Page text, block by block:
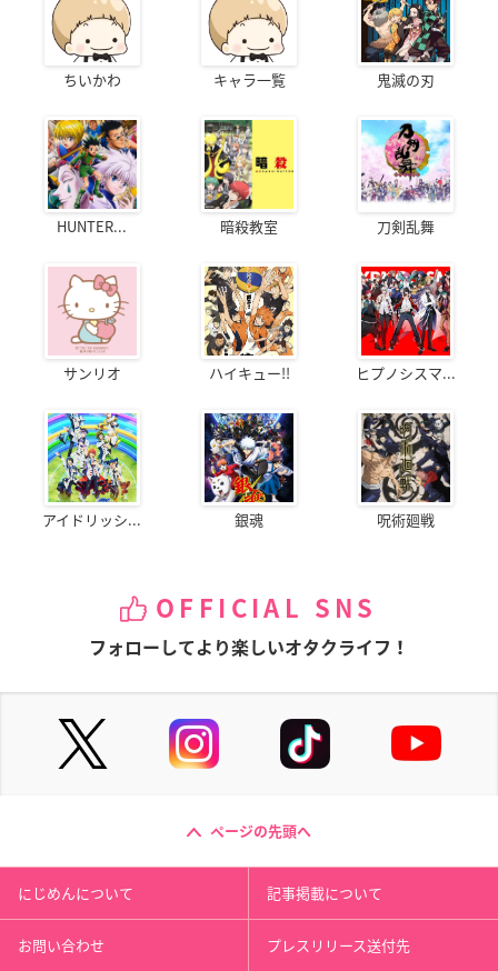
ちいかわ キャラ一覧 鬼滅の刃
HUNTER... 暗殺教室 刀剣乱舞
サンリオ ハイキュー!! ヒプノシスマ...
アイドリッシ... 銀魂 呪術廻戦
OFFICIAL SNS
フォローしてより楽しいオタクライフ！
ページの先頭へ
にじめんについて 記事掲載について
お問い合わせ プレスリリース送付先